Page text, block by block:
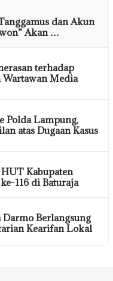
dan Akun
Akan …
terhadap
Wartawan Media
Polda Lampung,
atas Dugaan Kasus
Kabupaten
116 di Baturaja
Darmo Berlangsung
Kearifan Lokal